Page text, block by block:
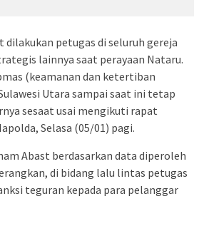
dilakukan petugas di seluruh gereja
lainnya saat perayaan Nataru.
(keamanan dan ketertiban
Utara sampai saat ini tetap
sesaat usai mengikuti rapat
Selasa (05/01) pagi.
Abast berdasarkan data diperoleh
di bidang lalu lintas petugas
teguran kepada para pelanggar